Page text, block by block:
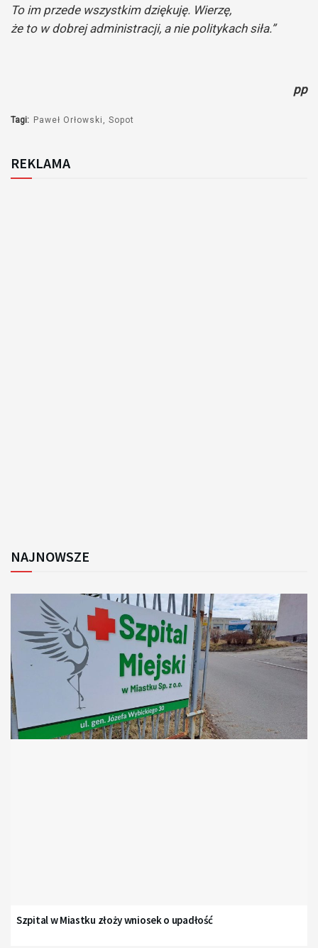
To im przede wszystkim dziękuję. Wierzę,
że to w dobrej administracji, a nie politykach siła.”
pp
Tagi: Paweł Orłowski Sopot
REKLAMA
NAJNOWSZE
Szpital w Miastku złoży wniosek o upadłość